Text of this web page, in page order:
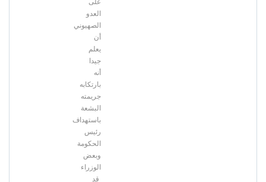
العدو
الصهيوني
أن
يعلم
جيدا
أنه
بارتكابه
جريمته
البشعة
باستهداف
رئيس
الحكومة
وبعض
الوزراء
قد